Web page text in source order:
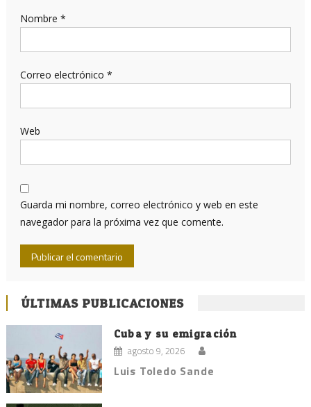
Nombre *
Correo electrónico *
Web
Guarda mi nombre, correo electrónico y web en este
navegador para la próxima vez que comente.
ÚLTIMAS PUBLICACIONES
Cuba y su emigración
agosto 9, 2026
Luis Toledo Sande